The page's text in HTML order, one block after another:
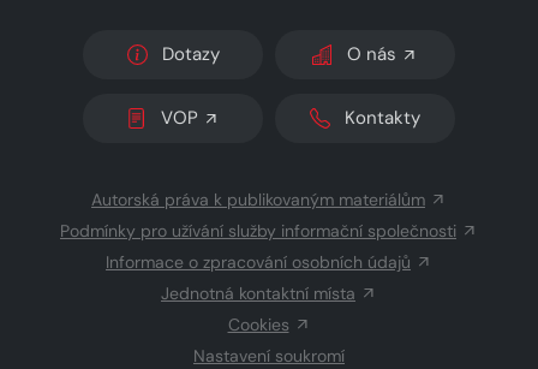
Dotazy O nás
VOP Kontakty
Autorská práva k publikovaným materiálům
Podmínky pro užívání služby informační společnosti
Informace o zpracování osobních údajů
Jednotná kontaktní místa
Cookies
Nastavení soukromí